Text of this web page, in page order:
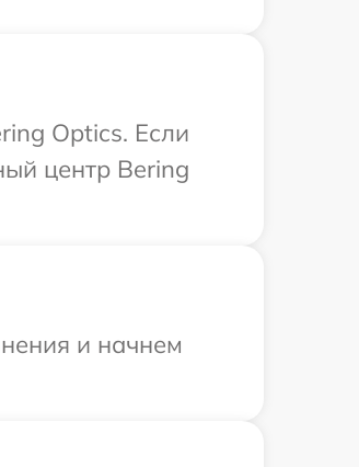
Optics. Если
центр Bering
и начнем